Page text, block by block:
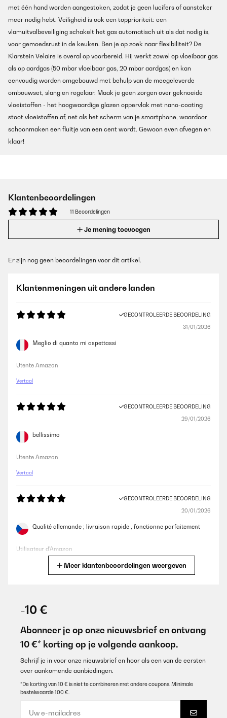
met één hand worden aangestoken, zodat je geen lucifers of aansteker
meer nodig hebt. Veiligheid is ook een topprioriteit: een
vlamuitvalbeveiliging schakelt het gas automatisch uit als dat nodig is,
voor gemoedsrust in de keuken. Ben je op zoek naar flexibiliteit? De
Klarstein Velaire is overal op voorbereid. Hij werkt zowel op vloeibaar gas
als op aardgas (50 mbar vloeibaar gas, 20 mbar aardgas) en kan
eenvoudig worden omgebouwd met behulp van de meegeleverde
ombouwset, slang en regelaar. Maak je geen zorgen over geknoeide
vloeistoffen - het hoogwaardige glazen oppervlak met nano-coating
stoot vloeistoffen af, net als het scherm van je smartphone, waardoor
schoonmaken een fluitje van een cent wordt. Gewoon even afvegen en
klaar!
Klantenbeoordelingen
11 Beoordelingen
Je mening toevoegen
Er zijn nog geen beoordelingen voor dit artikel.
Klantenmeningen uit andere landen
GECONTROLEERDE BEOORDELING
31/01/2026
Meglio di quanto mi aspettassi
Utente Amazon
Vertaal
GECONTROLEERDE BEOORDELING
29/01/2026
bellissimo
Utente Amazon
Vertaal
GECONTROLEERDE BEOORDELING
20/01/2026
Qualité allemande ; livraison rapide , fonctionne parfaitement
Utilisateur d'Amazon
bianco ( no azzurrato ) Lo consiglio
Utente Amazon
Vertaal
GECONTROLEERDE BEOORDELING
Funktioniert perfekt! Einbau einfach! Tolles Resultat!
Meer klantenbeoordelingen weergeven
-10 €
Abonneer je op onze nieuwsbrief en ontvang
10 €* korting op je volgende aankoop.
Schrijf je in voor onze nieuwsbrief en hoor als een van de eersten
over aankomende aanbiedingen.
*De korting van 10 € is niet te combineren met andere coupons. Minimale
bestelwaarde 100 €.